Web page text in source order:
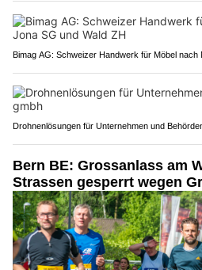
Bimag AG: Schweizer Handwerk für Möbel nach
Drohnenlösungen für Unternehmen und
Bern BE: Grossanlass am
Strassen gesperrt wegen